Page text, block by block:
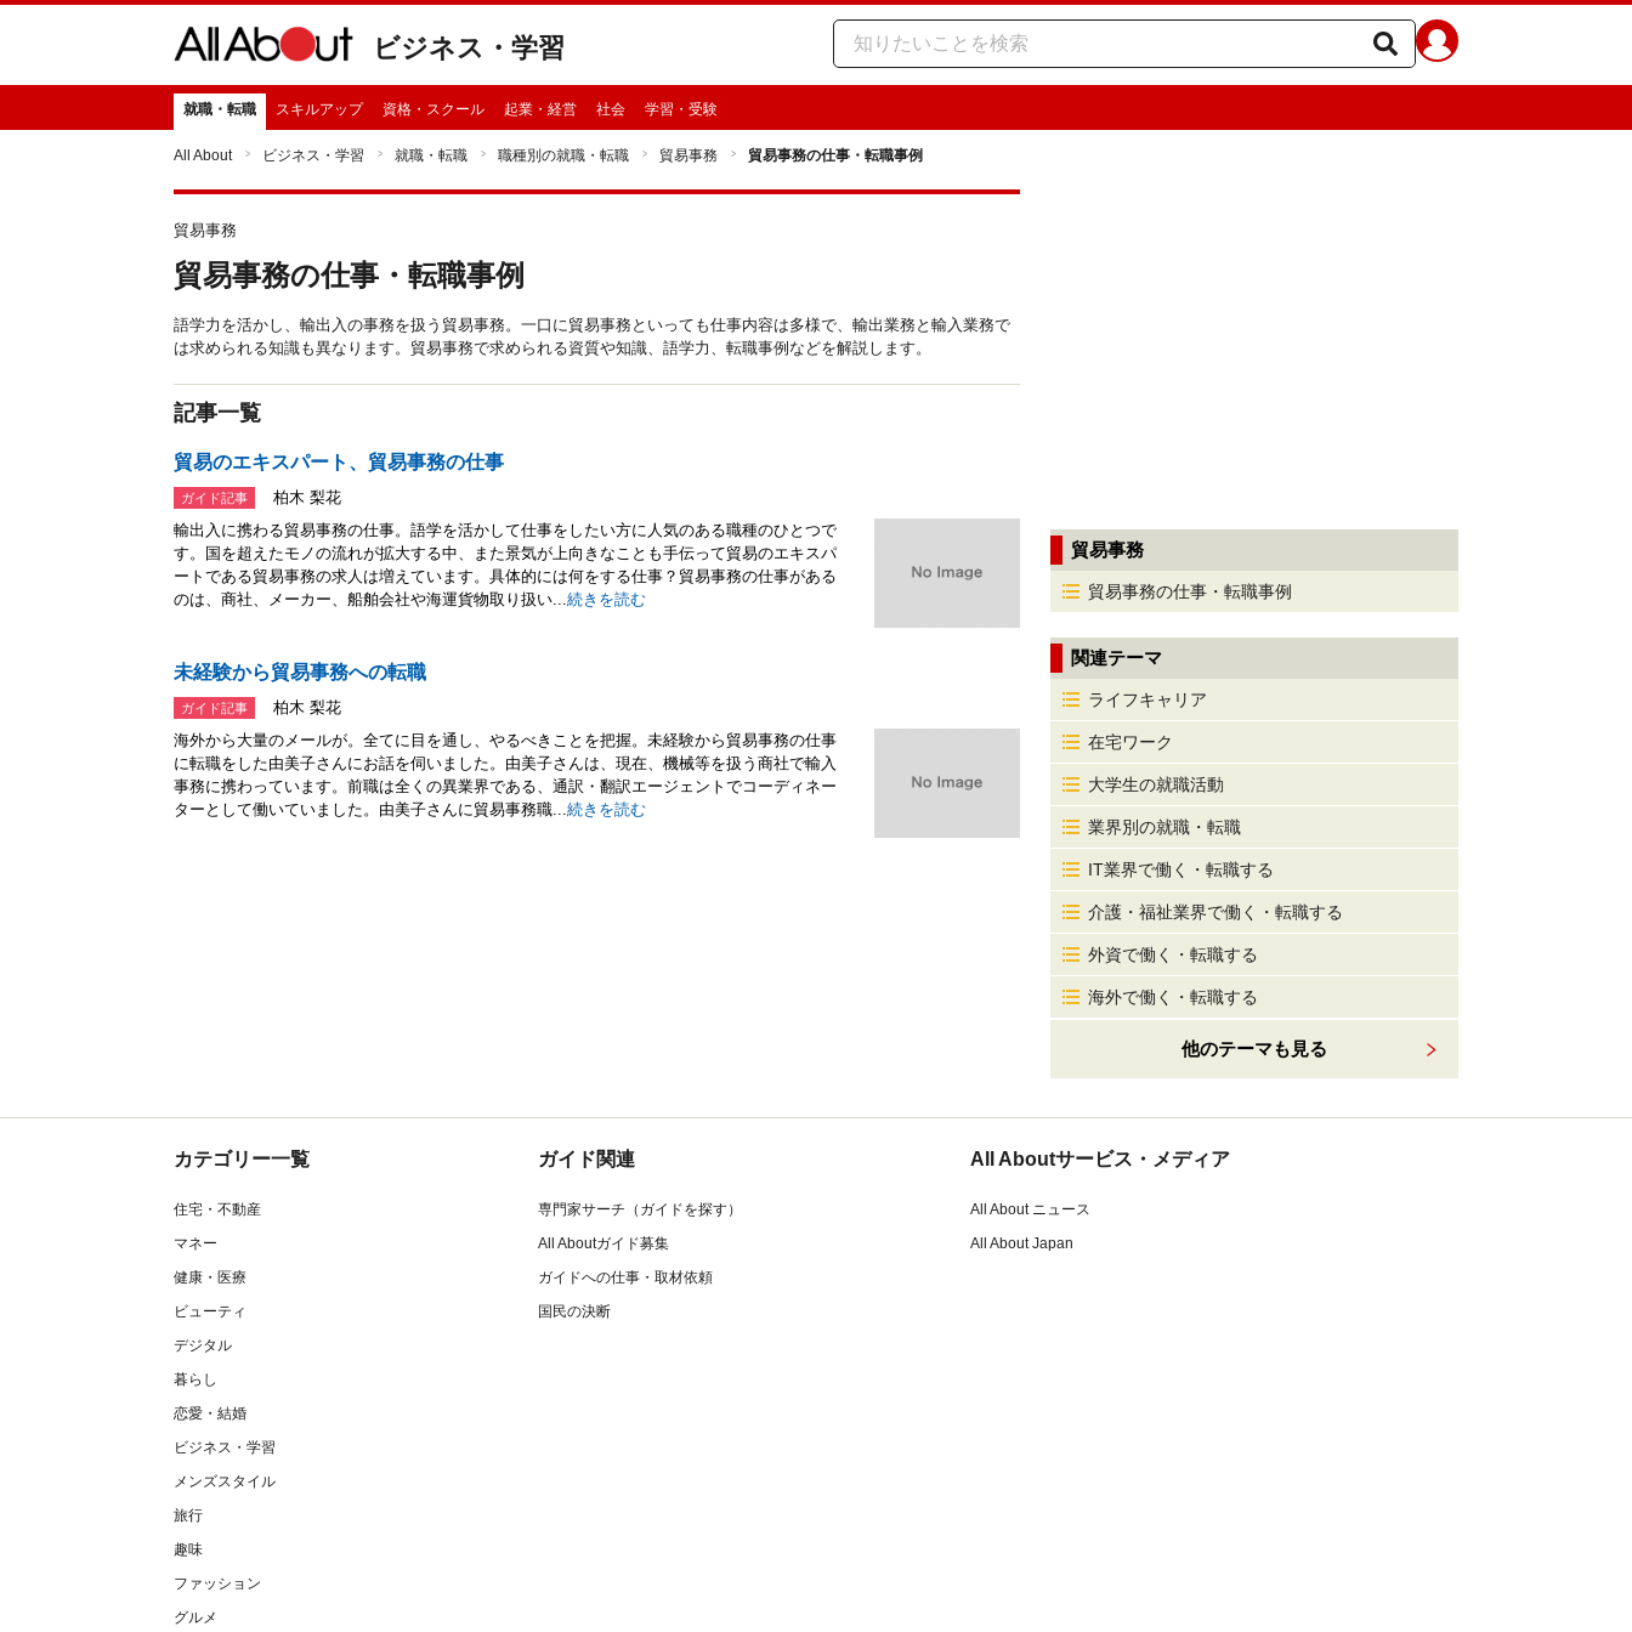
ビジネス・学習
就職・転職 スキルアップ 資格・スクール 起業・経営 社会 学習・受験
All About ビジネス・学習 就職・転職 職種別の就職・転職 貿易事務 貿易事務の仕事・転職事例
貿易事務
貿易事務の仕事・転職事例
語学力を活かし、輸出入の事務を扱う貿易事務。一口に貿易事務といっても仕事内容は多様で、輸出業務と輸入業務で
は求められる知識も異なります。貿易事務で求められる資質や知識、語学力、転職事例などを解説します。
記事一覧
貿易のエキスパート、貿易事務の仕事
ガイド記事
柏木 梨花
輸出入に携わる貿易事務の仕事。語学を活かして仕事をしたい方に人気のある職種のひとつで
す。国を超えたモノの流れが拡大する中、また景気が上向きなことも手伝って貿易のエキスパ
ートである貿易事務の求人は増えています。具体的には何をする仕事？貿易事務の仕事がある
のは、商社、メーカー、船舶会社や海運貨物取り扱い...続きを読む
未経験から貿易事務への転職
ガイド記事
柏木 梨花
海外から大量のメールが。全てに目を通し、やるべきことを把握。未経験から貿易事務の仕事
に転職をした由美子さんにお話を伺いました。由美子さんは、現在、機械等を扱う商社で輸入
事務に携わっています。前職は全くの異業界である、通訳・翻訳エージェントでコーディネー
ターとして働いていました。由美子さんに貿易事務職...続きを読む
貿易事務
貿易事務の仕事・転職事例
関連テーマ
ライフキャリア
在宅ワーク
大学生の就職活動
業界別の就職・転職
IT業界で働く・転職する
介護・福祉業界で働く・転職する
外資で働く・転職する
海外で働く・転職する
他のテーマも見る
カテゴリー一覧
住宅・不動産
マネー
健康・医療
ビューティ
デジタル
暮らし
恋愛・結婚
ビジネス・学習
メンズスタイル
旅行
趣味
ファッション
グルメ
ガイド関連
専門家サーチ（ガイドを探す）
All Aboutガイド募集
ガイドへの仕事・取材依頼
国民の決断
All Aboutサービス・メディア
All About ニュース
All About Japan